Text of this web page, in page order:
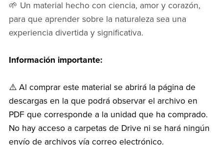
🌱 Un material hecho con ciencia, amor y corazón,
para que aprender sobre la naturaleza sea una
experiencia divertida y significativa.
Información importante:
⚠️ Al comprar este material se abrirá la página de
descargas en la que podrá observar el archivo en
PDF que corresponde a la unidad que ha comprado.
No hay acceso a carpetas de Drive ni se hará ningún
envío de archivos vía correo electrónico.